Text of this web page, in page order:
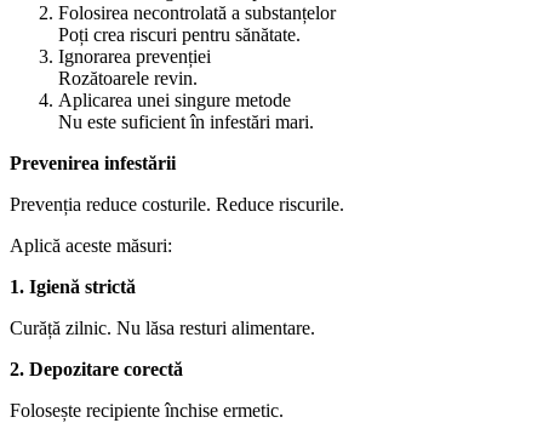
Folosirea necontrolată a substanțelor
Poți crea riscuri pentru sănătate.
Ignorarea prevenției
Rozătoarele revin.
Aplicarea unei singure metode
Nu este suficient în infestări mari.
Prevenirea infestării
Prevenția reduce costurile. Reduce riscurile.
Aplică aceste măsuri:
1. Igienă strictă
Curăță zilnic. Nu lăsa resturi alimentare.
2. Depozitare corectă
Folosește recipiente închise ermetic.